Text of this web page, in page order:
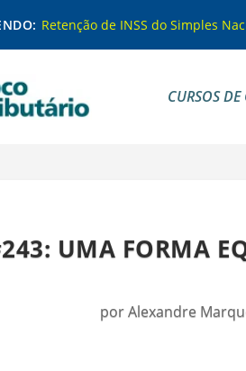
Retenção de INSS do Simples
CURSOS
UMA FORMA
porAlexandre